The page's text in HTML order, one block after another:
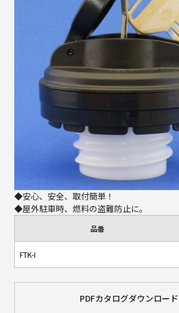
◆安心、安全、取付簡単！
◆屋外駐車時、燃料の盗難防止に。
品番
FTK-I
PDFカタログダウンロード